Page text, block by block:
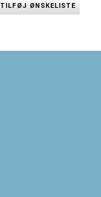
TILFØJ ØNSKELISTE